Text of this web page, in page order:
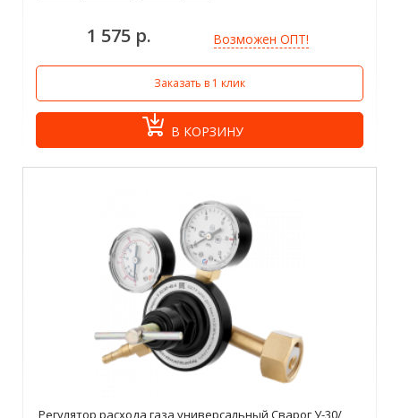
1 575 р. Возможен ОПТ!
Заказать в 1 клик
В КОРЗИНУ
Регулятор расхода газа универсальный Сварог У-30/